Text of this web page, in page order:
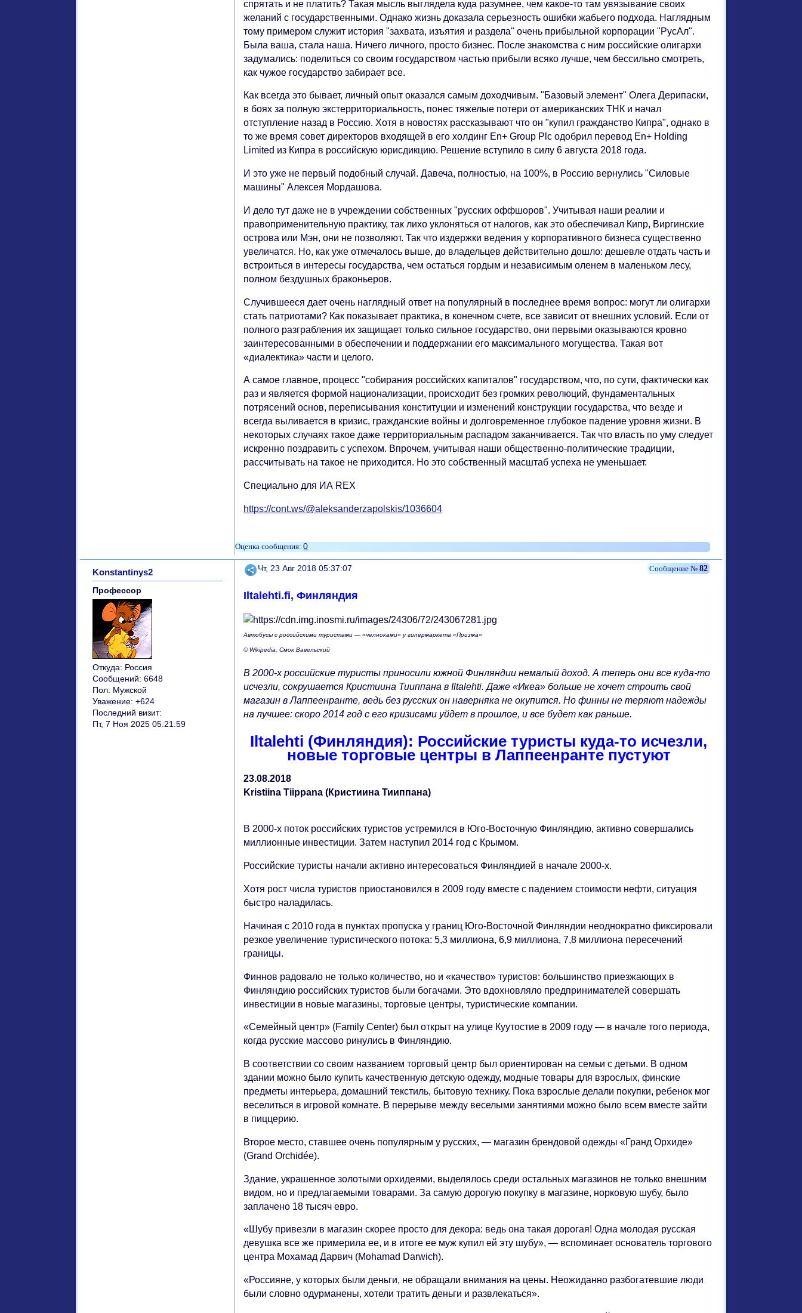
спрятать и не платить? Такая мысль выглядела куда разумнее, чем какое-то там увязывание своих
желаний с государственными. Однако жизнь доказала серьезность ошибки жабьего подхода. Наглядным
тому примером служит история "захвата, изъятия и раздела" очень прибыльной корпорации "РусАл".
Была ваша, стала наша. Ничего личного, просто бизнес. После знакомства с ним российские олигархи
задумались: поделиться со своим государством частью прибыли всяко лучше, чем бессильно смотреть,
как чужое государство забирает все.
Как всегда это бывает, личный опыт оказался самым доходчивым. "Базовый элемент" Олега Дерипаски,
в боях за полную экстерриториальность, понес тяжелые потери от американских ТНК и начал
отступление назад в Россию. Хотя в новостях рассказывают что он "купил гражданство Кипра", однако в
то же время совет директоров входящей в его холдинг En+ Group Plc одобрил перевод En+ Holding
Limited из Кипра в российскую юрисдикцию. Решение вступило в силу 6 августа 2018 года.
И это уже не первый подобный случай. Давеча, полностью, на 100%, в Россию вернулись "Силовые
машины" Алексея Мордашова.
И дело тут даже не в учреждении собственных "русских оффшоров". Учитывая наши реалии и
правоприменительную практику, так лихо уклоняться от налогов, как это обеспечивал Кипр, Виргинские
острова или Мэн, они не позволяют. Так что издержки ведения у корпоративного бизнеса существенно
увеличатся. Но, как уже отмечалось выше, до владельцев действительно дошло: дешевле отдать часть и
встроиться в интересы государства, чем остаться гордым и независимым оленем в маленьком лесу,
полном бездушных браконьеров.
Случившееся дает очень наглядный ответ на популярный в последнее время вопрос: могут ли олигархи
стать патриотами? Как показывает практика, в конечном счете, все зависит от внешних условий. Если от
полного разграбления их защищает только сильное государство, они первыми оказываются кровно
заинтересованными в обеспечении и поддержании его максимального могущества. Такая вот
«диалектика» части и целого.
А самое главное, процесс "собирания российских капиталов" государством, что, по сути, фактически как
раз и является формой национализации, происходит без громких революций, фундаментальных
потрясений основ, переписывания конституции и изменений конструкции государства, что везде и
всегда выливается в кризис, гражданские войны и долговременное глубокое падение уровня жизни. В
некоторых случаях такое даже территориальным распадом заканчивается. Так что власть по уму следует
искренно поздравить с успехом. Впрочем, учитывая наши общественно-политические традиции,
рассчитывать на такое не приходится. Но это собственный масштаб успеха не уменьшает.
Специально для ИА REX
https://cont.ws/@aleksanderzapolskis/1036604
0
Поделиться 82
Чт, 23 Авг 2018 05:37:07
Konstantinys2
Профессор
Откуда: Россия
Сообщений: 6648
Пол: Мужской
Уважение: +624
Последний визит:
Пт, 7 Ноя 2025 05:21:59
Iltalehti.fi, Финляндия
Автобусы с российскими туристами — «челноками» у гипермаркета «Призма»
© Wikipedia, Смок Вавельский
В 2000-х российские туристы приносили южной Финляндии немалый доход. А теперь они все куда-то
исчезли, сокрушается Кристиина Тииппана в Iltalehti. Даже «Икеа» больше не хочет строить свой
магазин в Лаппеенранте, ведь без русских он наверняка не окупится. Но финны не теряют надежды
на лучшее: скоро 2014 год с его кризисами уйдет в прошлое, и все будет как раньше.
Iltalehti (Финляндия): Российские туристы куда-то исчезли,
новые торговые центры в Лаппеенранте пустуют
23.08.2018
Kristiina Tiippana (Кристиина Тииппана)
В 2000-х поток российских туристов устремился в Юго-Восточную Финляндию, активно совершались
миллионные инвестиции. Затем наступил 2014 год с Крымом.
Российские туристы начали активно интересоваться Финляндией в начале 2000-х.
Хотя рост числа туристов приостановился в 2009 году вместе с падением стоимости нефти, ситуация
быстро наладилась.
Начиная с 2010 года в пунктах пропуска у границ Юго-Восточной Финляндии неоднократно фиксировали
резкое увеличение туристического потока: 5,3 миллиона, 6,9 миллиона, 7,8 миллиона пересечений
границы.
Финнов радовало не только количество, но и «качество» туристов: большинство приезжающих в
Финляндию российских туристов были богачами. Это вдохновляло предпринимателей совершать
инвестиции в новые магазины, торговые центры, туристические компании.
«Семейный центр» (Family Center) был открыт на улице Куутостие в 2009 году — в начале того периода,
когда русские массово ринулись в Финляндию.
В соответствии со своим названием торговый центр был ориентирован на семьи с детьми. В одном
здании можно было купить качественную детскую одежду, модные товары для взрослых, финские
предметы интерьера, домашний текстиль, бытовую технику. Пока взрослые делали покупки, ребенок мог
веселиться в игровой комнате. В перерыве между веселыми занятиями можно было всем вместе зайти
в пиццерию.
Второе место, ставшее очень популярным у русских, — магазин брендовой одежды «Гранд Орхиде»
(Grand Orchidée).
Здание, украшенное золотыми орхидеями, выделялось среди остальных магазинов не только внешним
видом, но и предлагаемыми товарами. За самую дорогую покупку в магазине, норковую шубу, было
заплачено 18 тысяч евро.
«Шубу привезли в магазин скорее просто для декора: ведь она такая дорогая! Одна молодая русская
девушка все же примерила ее, и в итоге ее муж купил ей эту шубу», — вспоминает основатель торгового
центра Мохамад Дарвич (Mohamad Darwich).
«Россияне, у которых были деньги, не обращали внимания на цены. Неожиданно разбогатевшие люди
были словно одурманены, хотели тратить деньги и развлекаться».